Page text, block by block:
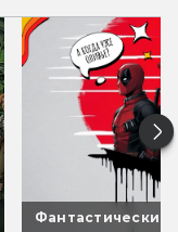
Фантастические